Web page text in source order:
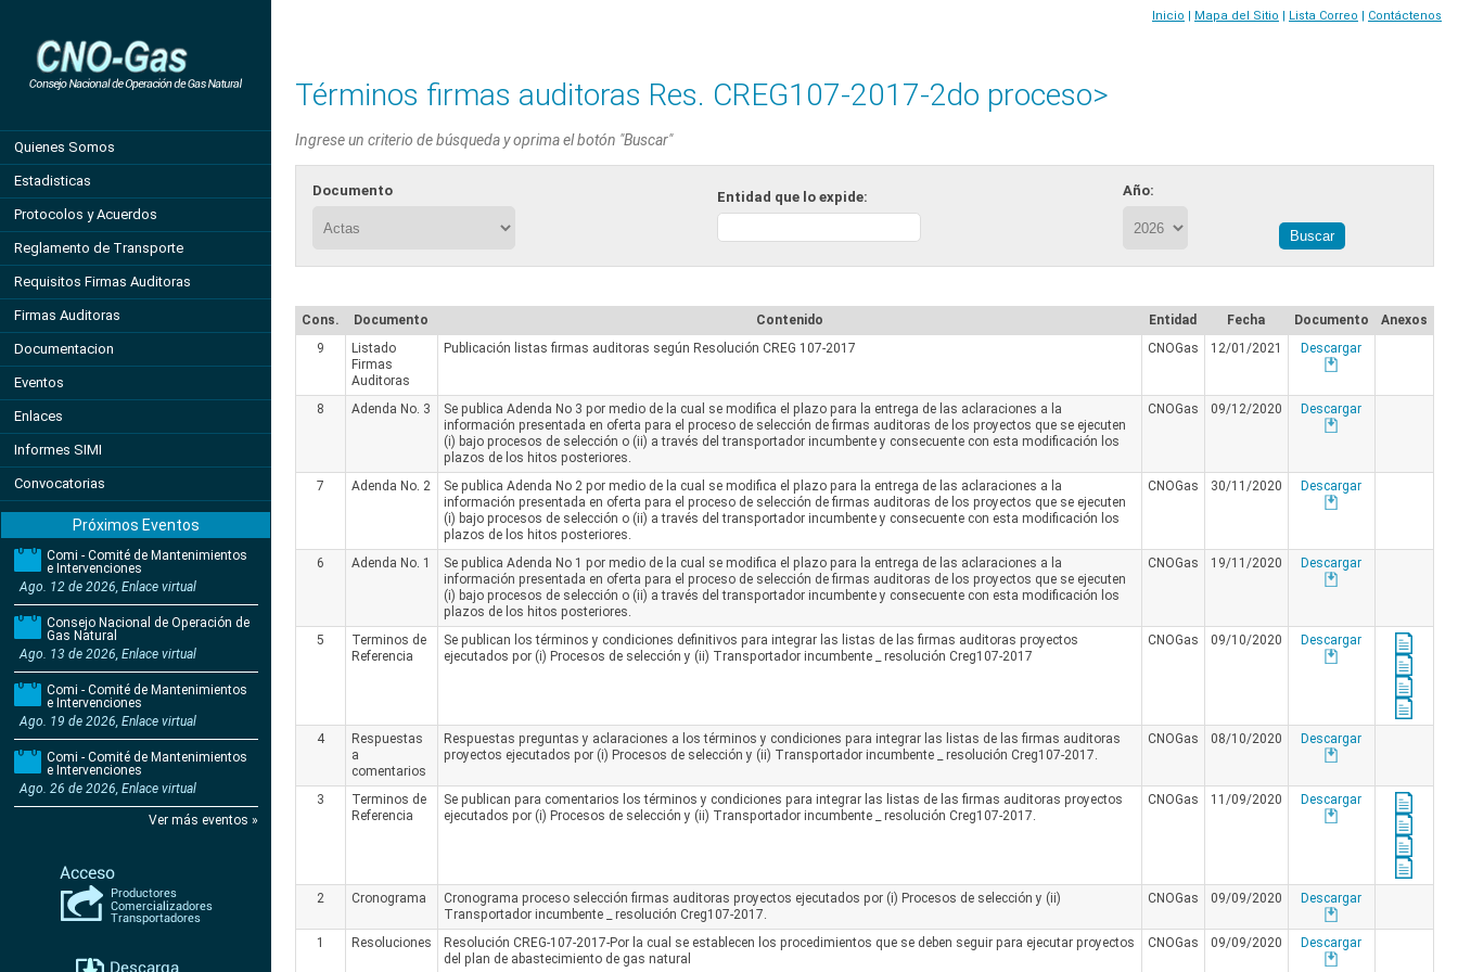
Quienes Somos
Estadisticas
Protocolos y Acuerdos
Reglamento de Transporte
Requisitos Firmas Auditoras
Firmas Auditoras
Documentacion
Eventos
Enlaces
Informes SIMI
Convocatorias
Próximos Eventos
Comi - Comité de Mantenimientos
e Intervenciones
Ago. 12 de 2026, Enlace virtual
Consejo Nacional de Operación de
Gas Natural
Ago. 13 de 2026, Enlace virtual
Comi - Comité de Mantenimientos
e Intervenciones
Ago. 19 de 2026, Enlace virtual
Comi - Comité de Mantenimientos
e Intervenciones
Ago. 26 de 2026, Enlace virtual
Ver más eventos »
Inicio | Mapa del Sitio | Lista Correo | Contáctenos
Términos firmas auditoras Res. CREG107-2017-2do proceso>
Ingrese un criterio de búsqueda y oprima el botón "Buscar"
Documento Entidad que lo expide: Año:
Cons. Documento Contenido Entidad Fecha Documento
Anexos
9
Listado
Firmas
Auditoras
Publicación listas firmas auditoras según Resolución CREG 107-2017 CNOGas 12/01/2021 Descargar
8 Adenda No. 3
Se publica Adenda No 3 por medio de la cual se modifica el plazo para la entrega de las aclaraciones a la
información presentada en oferta para el proceso de selección de firmas auditoras de los proyectos que se ejecuten
(i) bajo procesos de selección o (ii) a través del transportador incumbente y consecuente con esta modificación los
plazos de los hitos posteriores.
CNOGas 09/12/2020 Descargar
7 Adenda No. 2
Se publica Adenda No 2 por medio de la cual se modifica el plazo para la entrega de las aclaraciones a la
información presentada en oferta para el proceso de selección de firmas auditoras de los proyectos que se ejecuten
(i) bajo procesos de selección o (ii) a través del transportador incumbente y consecuente con esta modificación los
plazos de los hitos posteriores.
CNOGas 30/11/2020 Descargar
6 Adenda No. 1
Se publica Adenda No 1 por medio de la cual se modifica el plazo para la entrega de las aclaraciones a la
información presentada en oferta para el proceso de selección de firmas auditoras de los proyectos que se ejecuten
(i) bajo procesos de selección o (ii) a través del transportador incumbente y consecuente con esta modificación los
plazos de los hitos posteriores.
CNOGas 19/11/2020 Descargar
5
Terminos de
Referencia
Se publican los términos y condiciones definitivos para integrar las listas de las firmas auditoras proyectos
ejecutados por (i) Procesos de selección y (ii) Transportador incumbente _ resolución Creg107-2017
CNOGas 09/10/2020 Descargar
4
Respuestas
a
comentarios
Respuestas preguntas y aclaraciones a los términos y condiciones para integrar las listas de las firmas auditoras
proyectos ejecutados por (i) Procesos de selección y (ii) Transportador incumbente _ resolución Creg107-2017.
CNOGas 08/10/2020 Descargar
3
Terminos de
Referencia
Se publican para comentarios los términos y condiciones para integrar las listas de las firmas auditoras proyectos
ejecutados por (i) Procesos de selección y (ii) Transportador incumbente _ resolución Creg107-2017.
CNOGas 11/09/2020 Descargar
2 Cronograma
Cronograma proceso selección firmas auditoras proyectos ejecutados por (i) Procesos de selección y (ii)
Transportador incumbente _ resolución Creg107-2017.
CNOGas 09/09/2020 Descargar
1 Resoluciones
Resolución CREG-107-2017-Por la cual se establecen los procedimientos que se deben seguir para ejecutar proyectos
del plan de abastecimiento de gas natural
CNOGas 09/09/2020 Descargar